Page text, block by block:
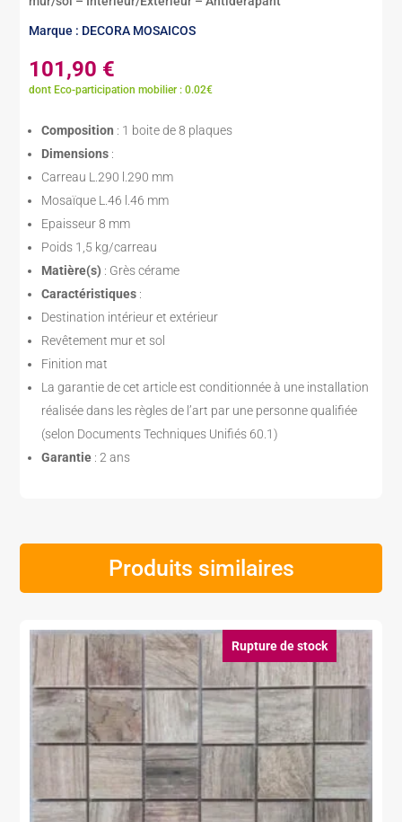
Marque : DECORA MOSAICOS
101,90 €
dont Eco-participation mobilier : 0.02€
Composition : 1 boite de 8 plaques
Dimensions :
Carreau L.290 l.290 mm
Mosaïque L.46 l.46 mm
Epaisseur 8 mm
Poids 1,5 kg/carreau
Matière(s) : Grès cérame
Caractéristiques :
Destination intérieur et extérieur
Revêtement mur et sol
Finition mat
La garantie de cet article est conditionnée à une installation
réalisée dans les règles de l’art par une personne qualifiée
(selon Documents Techniques Unifiés 60.1)
Garantie : 2 ans
Produits similaires
Rupture de stock